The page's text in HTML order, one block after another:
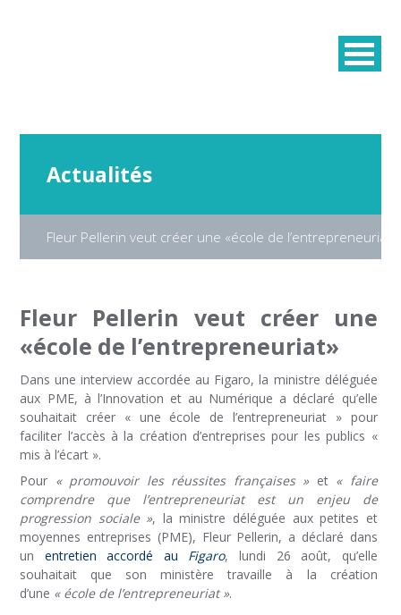
Actualités
Fleur Pellerin veut créer une «école de l’entrepreneuriat»
Fleur Pellerin veut créer une
«école de l’entrepreneuriat»
Dans une interview accordée au Figaro, la ministre déléguée
aux PME, à l’Innovation et au Numérique a déclaré qu’elle
souhaitait créer « une école de l’entrepreneuriat » pour
faciliter l’accès à la création d’entreprises pour les publics «
mis à l’écart ».
Pour « promouvoir les réussites françaises »et « faire
comprendre que l’entrepreneuriat est un enjeu de
progression sociale », la ministre déléguée aux petites et
moyennes entreprises (PME), Fleur Pellerin, a déclaré dans
un entretien accordé au Figaro, lundi 26 août, qu’elle
souhaitait que son ministère travaille à la création
d’une « école de l’entrepreneuriat ».